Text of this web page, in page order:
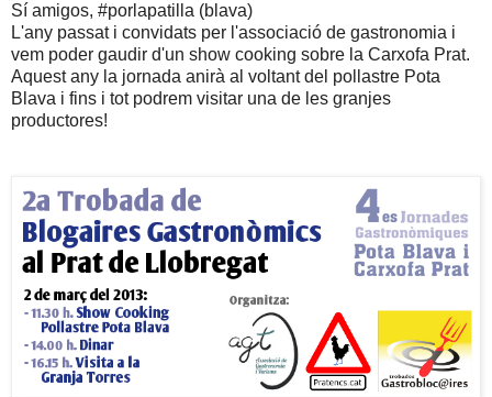
Sí amigos, #porlapatilla (blava)
L'any passat i convidats per l'associació de gastronomia i
vem poder gaudir d'un show cooking sobre la Carxofa Prat.
Aquest any la jornada anirà al voltant del pollastre Pota
Blava i fins i tot podrem visitar una de les granjes
productores!